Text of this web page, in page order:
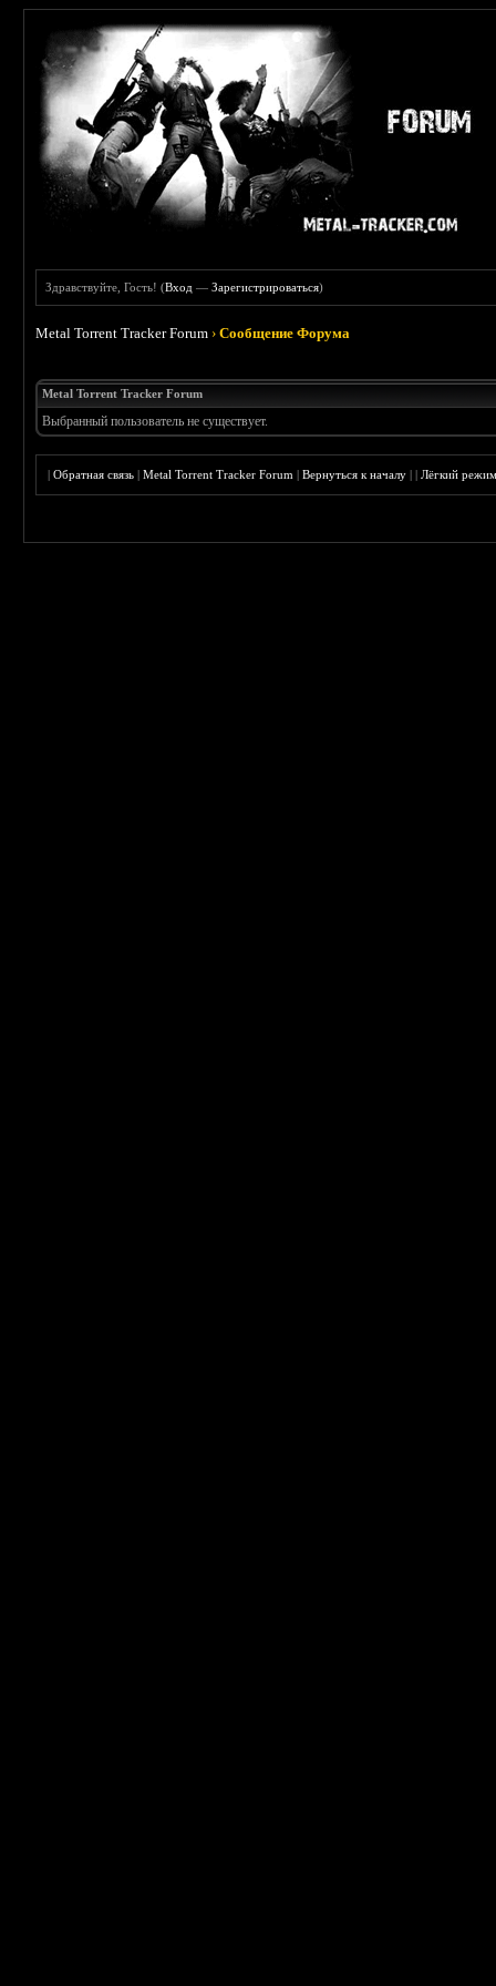
Здравствуйте, Гость! (Вход —Зарегистрироваться)
Metal Torrent Tracker Forum ›Сообщение Форума
Metal Torrent Tracker Forum
Выбранный пользователь не существует.
|Обратная связь |Metal Torrent Tracker Forum |Вернуться к началу ||Лёгкий